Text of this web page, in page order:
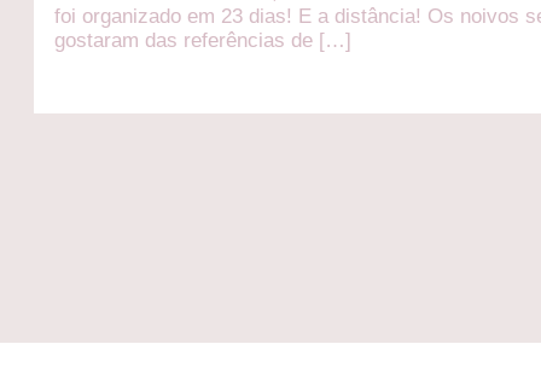
foi organizado em 23 dias! E a distância! Os noivos
gostaram das referências de […]